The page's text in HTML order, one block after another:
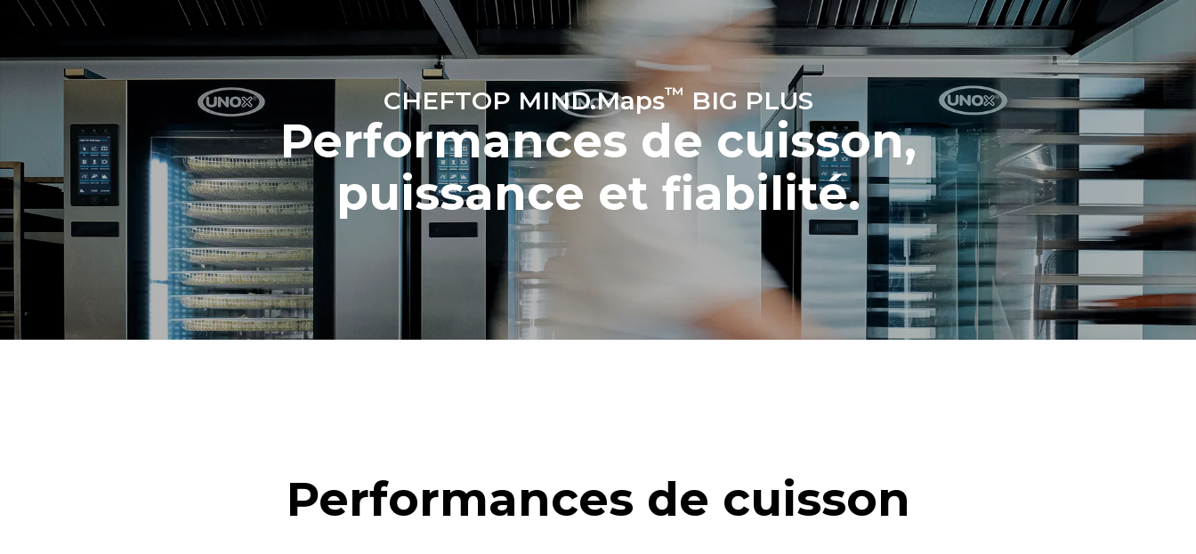
à partir de sources renouvelables.
Estimation calculée sur la base des nettoyages
hebdomadaires suivants (52 semaines/an) :
7 nettoyages longs
CHEFTOP MIND.Maps™ BIG PLUS
Performances de cuisson,
puissance et fiabilité.
Performances de cuisson